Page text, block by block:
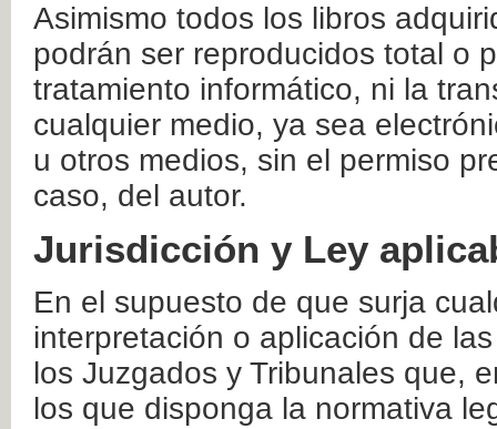
Asimismo todos los libros
podrán ser reproducidos total o
tratamiento informático, ni la
cualquier medio, ya sea
u otros medios, sin el permiso
caso, del autor.
Jurisdicción y Ley
En el supuesto de que surja
interpretación o aplicación de
los Juzgados y Tribunales que,
los que disponga la normativa